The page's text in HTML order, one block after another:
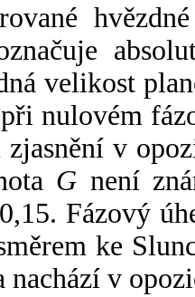
velikost
nulovém
zjasnění v
G není
Fázový
ke
nachází v